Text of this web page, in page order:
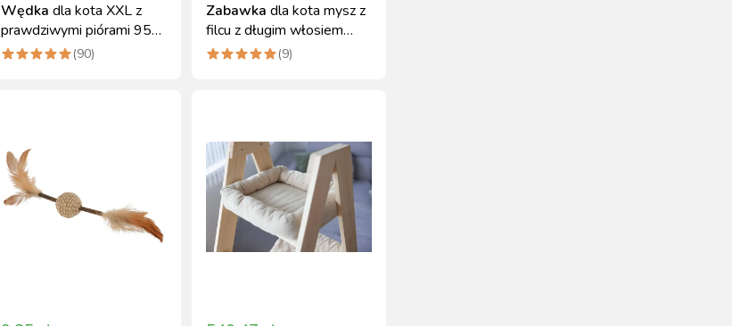
Wędka dla kota XXL z
prawdziwymi piórami 95
cm Kerbl
(90)
Zabawka dla kota mysz z
filcu z długim włosiem
Kerbl
(9)